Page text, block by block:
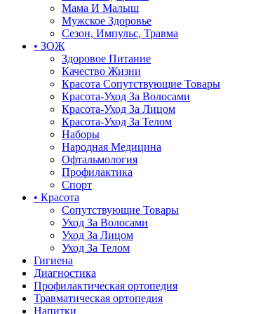
Мама И Малыш
Мужское Здоровье
Сезон, Импульс, Травма
• ЗОЖ
Здоровое Питание
Качество Жизни
Красота Сопутствующие Товары
Красота-Уход За Волосами
Красота-Уход За Лицом
Красота-Уход За Телом
Наборы
Народная Медицина
Офтальмология
Профилактика
Спорт
• Красота
Сопутствующие Товары
Уход За Волосами
Уход За Лицом
Уход За Телом
Гигиена
Диагностика
Профилактическая ортопедия
Травматическая ортопедия
Напитки